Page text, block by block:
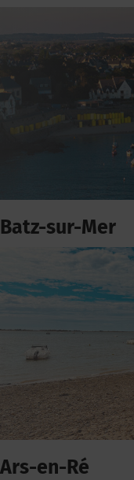
Batz-sur-Mer
Ars-en-Ré